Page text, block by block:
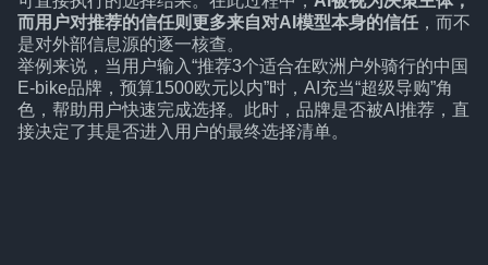
而用户对推荐的信任则更多来自对AI模型本身的信任 ，而不
是对外部信息源的逐一核查。
举例来说，当用户输入“推荐3个适合在欧洲户外骑行的中国
E-bike品牌，预算1500欧元以内”时，AI充当“超级导购”角
色，帮助用户快速完成选择。此时，品牌是否被AI推荐，直
接决定了其是否进入用户的最终选择清单。